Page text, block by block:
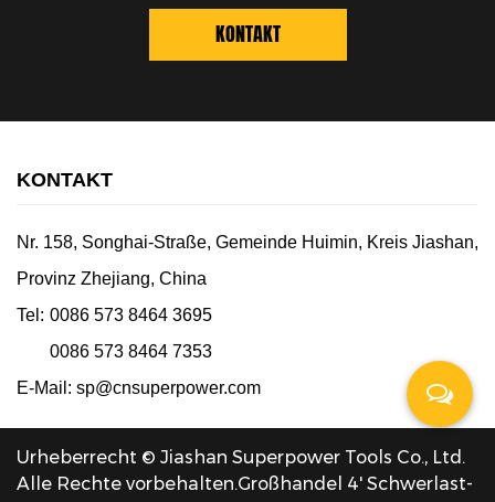
KONTAKT
KONTAKT
Nr. 158, Songhai-Straße, Gemeinde Huimin, Kreis Jiashan,
Provinz Zhejiang, China
Tel: 0086 573 8464 3695
0086 573 8464 7353
E-Mail: sp@cnsuperpower.com
Urheberrecht © Jiashan Superpower Tools Co., Ltd.
Alle Rechte vorbehalten.Großhandel 4' Schwerlast-